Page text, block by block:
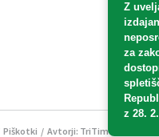
Z
za
z 28.
Piškotki / Avtorji: TriTim spletna